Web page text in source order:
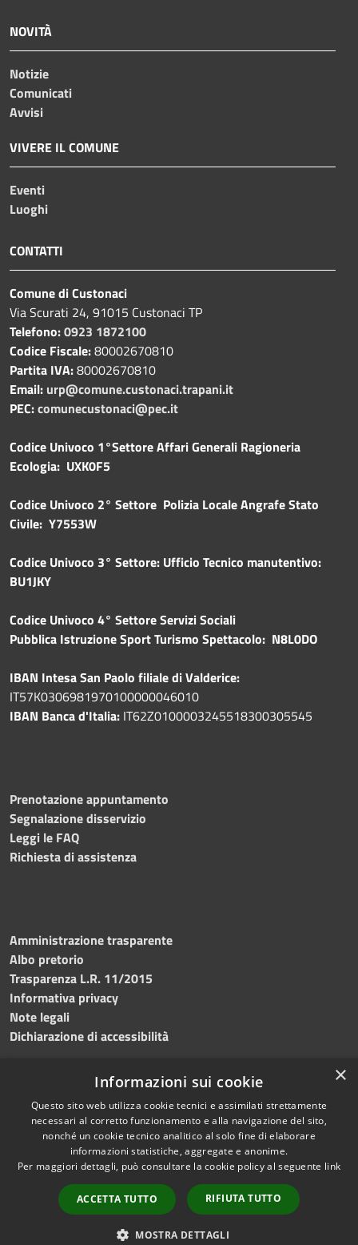
NOVITÀ
Notizie
Comunicati
Avvisi
VIVERE IL COMUNE
Eventi
Luoghi
CONTATTI
Comune di Custonaci
Via Scurati 24, 91015 Custonaci TP
Telefono:0923 1872100
Codice Fiscale:80002670810
Partita IVA:80002670810
Email: urp@comune.custonaci.trapani.it
PEC:comunecustonaci@pec.it
Codice Univoco 1°Settore Affari Generali Ragioneria
Ecologia: UXK0F5
Codice Univoco 2° Settore Polizia Locale Angrafe Stato
Civile: Y7553W
Codice Univoco 3° Settore: Ufficio Tecnico manutentivo:
BU1JKY
Codice Univoco 4° Settore Servizi Sociali
Pubblica Istruzione Sport Turismo Spettacolo: N8L0DO
IBAN Intesa San Paolo filiale di Valderice:
IT57K0306981970100000046010
IBAN Banca d'Italia: IT62Z0100003245518300305545
Prenotazione appuntamento
Segnalazione disservizio
Leggi le FAQ
Richiesta di assistenza
Amministrazione trasparente
Albo pretorio
Trasparenza L.R. 11/2015
Informativa privacy
Note legali
Dichiarazione di accessibilità
RSS
Accessibilità
Cookie
Mappa del sito
Contatti
Copyright © 2026 • Comune di
Custonaci • Powered by
Municipium•Accesso
redazione
×
Informazioni sui cookie
Questo sito web utilizza cookie tecnici e assimilati strettamente
necessari al corretto funzionamento e alla navigazione del sito,
nonché un cookie tecnico analitico al solo fine di elaborare
informazioni statistiche, aggregate e anonime.
Per maggiori dettagli, può consultare la cookie policy al seguente link
ACCETTA TUTTO RIFIUTA TUTTO
MOSTRA DETTAGLI